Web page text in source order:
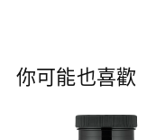
你可能也喜歡